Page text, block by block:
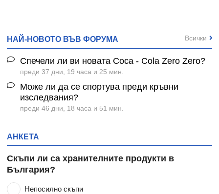
НАЙ-НОВОТО ВЪВ ФОРУМА
Спечели ли ви новата Coca - Cola Zero Zero?
преди 37 дни, 19 часа и 25 мин.
Може ли да се спортува преди кръвни
изследвания?
преди 46 дни, 18 часа и 51 мин.
Всички
АНКЕТА
Скъпи ли са хранителните продукти в
България?
Непосилно скъпи